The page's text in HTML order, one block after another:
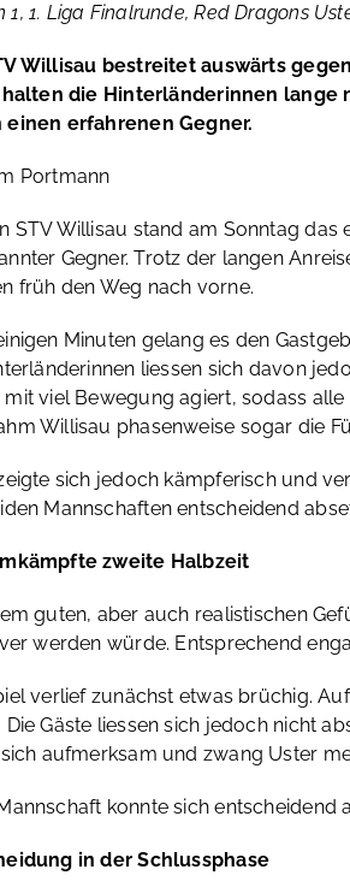
1, 1. Liga Finalrunde, Red Dragons
Willisau bestreitet auswärts
halten die Hinterländerinnen lange
einen erfahrenen Gegner.
Portmann
STV Willisau stand am Sonntag
Gegner. Trotz der langen
früh den Weg nach vorne.
Minuten gelang es den
liessen sich davon
viel Bewegung agiert, sodass
Willisau phasenweise sogar die
sich jedoch kämpferisch und
Mannschaften entscheidend
zweite Halbzeit
guten, aber auch realistischen
werden würde. Entsprechend
verlief zunächst etwas brüchig.
Die Gäste liessen sich jedoch nicht
aufmerksam und zwang Uster
konnte sich
in der Schlussphase